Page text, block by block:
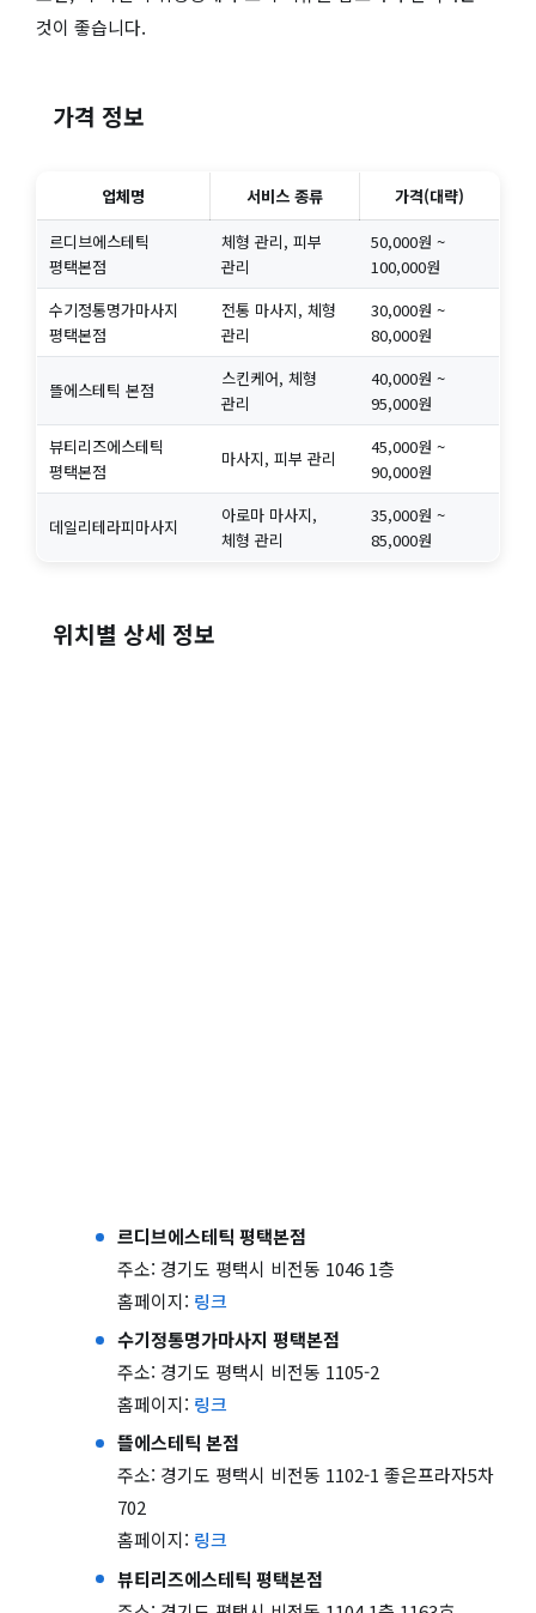
것이 좋습니다.
가격 정보
업체명 서비스 종류
가격(대략)
르디브에스테틱
평택본점
체형 관리, 피부
관리
50,000원 ~
100,000원
수기정통명가마사지
평택본점
전통 마사지, 체형
관리
30,000원 ~
80,000원
뜰에스테틱 본점
스킨케어, 체형
관리
40,000원 ~
95,000원
뷰티리즈에스테틱
평택본점
마사지, 피부 관리
45,000원 ~
90,000원
데일리테라피마사지
아로마 마사지,
체형 관리
35,000원 ~
85,000원
위치별 상세 정보
르디브에스테틱 평택본점
주소: 경기도 평택시 비전동 1046 1층
홈페이지: 링크
수기정통명가마사지 평택본점
주소: 경기도 평택시 비전동 1105-2
홈페이지: 링크
뜰에스테틱 본점
주소: 경기도 평택시 비전동 1102-1 좋은프라자5차
702
홈페이지: 링크
뷰티리즈에스테틱 평택본점